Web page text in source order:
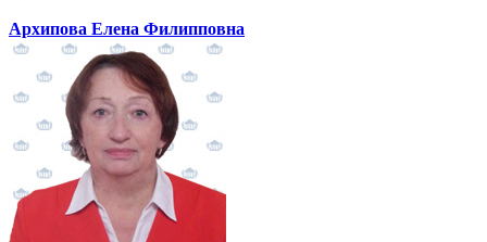
Архипова Елена Филипповна